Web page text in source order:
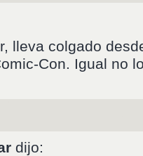
lleva colgado
Con. Igual no
dijo: